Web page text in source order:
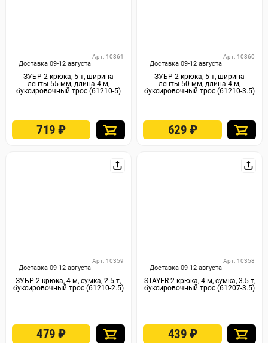
Доставка 09-12 августа
Арт. 10361
ЗУБР 2 крюка, 5 т, ширина
ленты 55 мм, длина 4 м,
буксировочный трос (61210-5)
719₽
Доставка 09-12 августа
Арт. 10360
ЗУБР 2 крюка, 5 т, ширина
ленты 50 мм, длина 4 м,
буксировочный трос (61210-3.5)
629 ₽
Доставка 09-12 августа
Арт. 10359
ЗУБР 2 крюка, 4 м, сумка, 2.5 т,
буксировочный трос (61210-2.5)
479₽
Доставка 09-12 августа
Арт. 10358
STAYER 2 крюка, 4 м, сумка, 3.5 т,
буксировочный трос (61207-3.5)
439 ₽